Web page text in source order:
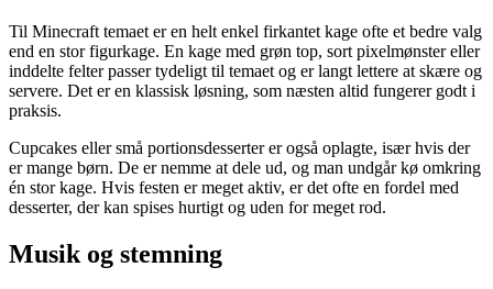
Til Minecraft temaet er en helt enkel firkantet kage ofte et bedre valg
end en stor figurkage. En kage med grøn top, sort pixelmønster eller
inddelte felter passer tydeligt til temaet og er langt lettere at skære og
servere. Det er en klassisk løsning, som næsten altid fungerer godt i
praksis.
Cupcakes eller små portionsdesserter er også oplagte, især hvis der
er mange børn. De er nemme at dele ud, og man undgår kø omkring
én stor kage. Hvis festen er meget aktiv, er det ofte en fordel med
desserter, der kan spises hurtigt og uden for meget rod.
Musik og stemning